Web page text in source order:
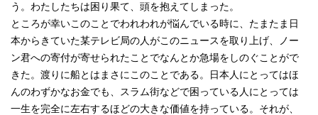
う。わたしたちは困り果て、頭を抱えてしまった。
ところが幸いこのことでわれわれが悩んでいる時に、たまたま日
本からきていた某テレビ局の人がこのニュースを取り上げ、ノー
ン君への寄付が寄せられたことでなんとか急場をしのぐことがで
きた。渡りに船とはまさにこのことである。日本人にとってはほ
んのわずかなお金でも、スラム街などで困っている人にとっては
一生を完全に左右するほどの大きな価値を持っている。それが、